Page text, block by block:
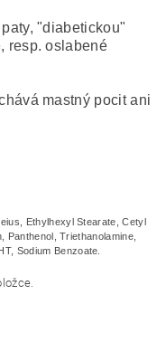
"diabetickou"
resp. oslabené
mastný pocit ani
Ethylhexyl Stearate, Cetyl
Panthenol, Triethanolamine,
Sodium Benzoate.